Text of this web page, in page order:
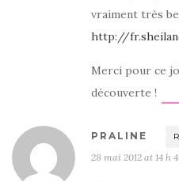
vraiment très
http://
Merci pour ce
découverte !
PRALINE
28 mai 2012 at 14 h